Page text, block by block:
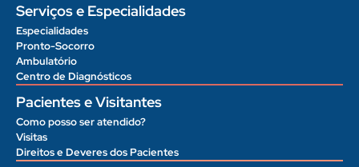
Serviços e Especialidades
Especialidades
Pronto-Socorro
Ambulatório
Centro de Diagnósticos
Pacientes e Visitantes
Como posso ser atendido?
Visitas
Direitos e Deveres dos Pacientes